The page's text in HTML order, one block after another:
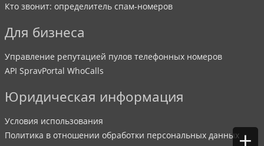
Кто звонит: определитель спам-номеров
Для бизнеса
Управление репутацией пулов телефонных номеров
API SpravPortal WhoCalls
Юридическая информация
Условия использования
Политика в отношении обработки персональных данных